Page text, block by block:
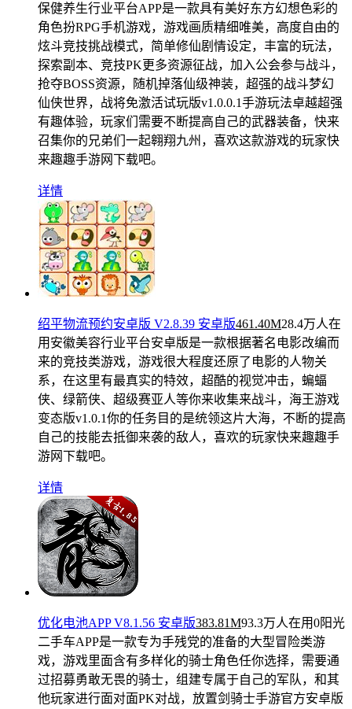
保健养生行业平台APP是一款具有美好东方幻想色彩的
角色扮RPG手机游戏，游戏画质精细唯美，高度自由的
炫斗竞技挑战模式，简单修仙剧情设定，丰富的玩法，
探索副本、竞技PK更多资源征战，加入公会参与战斗，
抢夺BOSS资源，随机掉落仙级神装，超强的战斗梦幻
仙侠世界，战将免激活试玩版v1.0.0.1手游玩法卓越超强
有趣体验，玩家们需要不断提高自己的武器装备，快来
召集你的兄弟们一起翱翔九州，喜欢这款游戏的玩家快
来趣趣手游网下载吧。
详情
绍平物流预约安卓版 V2.8.39 安卓版461.40M28.4万人在
用 安徽美容行业平台安卓版是一款根据著名电影改编而
来的竞技类游戏，游戏很大程度还原了电影的人物关
系，在这里有最真实的特效，超酷的视觉冲击，蝙蝠
侠、绿箭侠、超级赛亚人等你来收集来战斗，海王游戏
变态版v1.0.1你的任务目的是统领这片大海，不断的提高
自己的技能去抵御来袭的敌人，喜欢的玩家快来趣趣手
游网下载吧。
详情
优化电池APP V8.1.56 安卓版383.81M93.3万人在用0阳光
二手车APP是一款专为手残党的准备的大型冒险类游
戏，游戏里面含有多样化的骑士角色任你选择，需要通
过招募勇敢无畏的骑士，组建专属于自己的军队，和其
他玩家进行面对面PK对战，放置剑骑士手游官方安卓版